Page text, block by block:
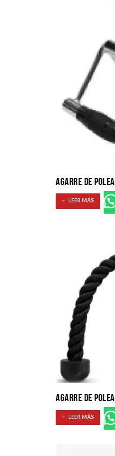
AGARRE DE
LEER MÁS
AGARRE DE
LEER MÁS